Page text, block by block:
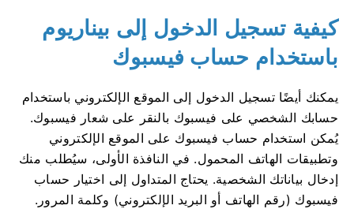
كيفية تسجيل الدخول إلى بيناريوم
باستخدام حساب فيسبوك
يمكنك أيضًا تسجيل الدخول إلى الموقع الإلكتروني باستخدام
حسابك الشخصي على فيسبوك بالنقر على شعار فيسبوك.
يُمكن استخدام حساب فيسبوك على الموقع الإلكتروني
وتطبيقات الهاتف المحمول. في النافذة الأولى، سيُطلب منك
إدخال بياناتك الشخصية. يحتاج المتداول إلى اختيار حساب
فيسبوك (رقم الهاتف أو البريد الإلكتروني) وكلمة المرور.